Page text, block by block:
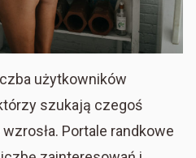
użytkowników
szukają czegoś
Portale randkowe